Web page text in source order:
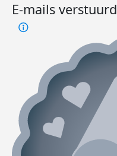
E-mails verstuurd